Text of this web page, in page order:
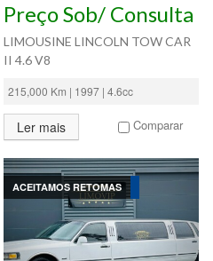
Preço Sob/ Consulta
LIMOUSINE LINCOLN TOW CAR
II 4.6 V8
215,000 Km | 1997 | 4.6cc
Ler mais Comparar
ACEITAMOS RETOMAS